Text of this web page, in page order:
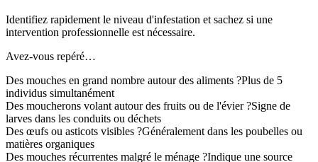
Identifiez rapidement le niveau d'infestation et sachez si une
intervention professionnelle est nécessaire.
Avez-vous repéré…
Des mouches en grand nombre autour des aliments ?Plus de 5
individus simultanément
Des moucherons volant autour des fruits ou de l'évier ?Signe de
larves dans les conduits ou déchets
Des œufs ou asticots visibles ?Généralement dans les poubelles ou
matières organiques
Des mouches récurrentes malgré le ménage ?Indique une source